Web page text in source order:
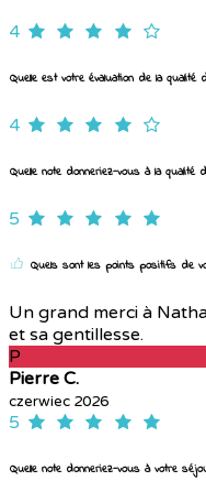
4
Quelle est votre évaluation de la qualité
4
Quelle note donneriez-vous à la qualité
5
Quels sont les points positifs de
Un grand merci à
et sa gentillesse.
P
Pierre C.
czerwiec 2026
5
Quelle note donneriez-vous à votre